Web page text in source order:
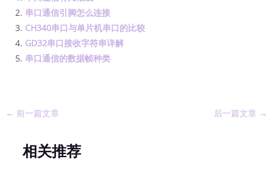
串口通信引脚怎么连接
CH340串口与单片机串口的比较
GD32串口接收字符串详解
串口通信的数据帧种类
← 前一篇文章 后一篇文章 →
相关推荐